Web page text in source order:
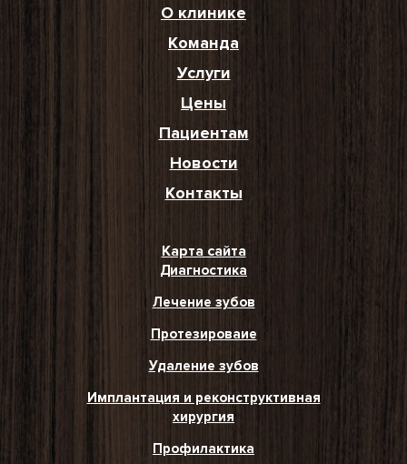
О клинике
Команда
Услуги
Цены
Пациентам
Новости
Контакты
Карта сайта
Диагностика
Лечение зубов
Протезироваие
Удаление зубов
Имплантация и реконструктивная
хирургия
Профилактика